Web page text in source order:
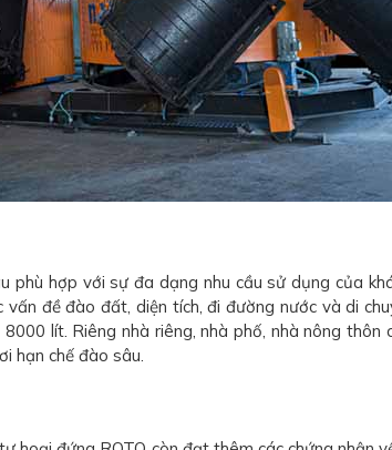
phù hợp với sự đa dạng nhu cầu sử dụng của
đề đào đất, diện tích, đi đường nước và di
lít. Riêng nhà riêng, nhà phố, nhà nông
hạn chế đào sâu.